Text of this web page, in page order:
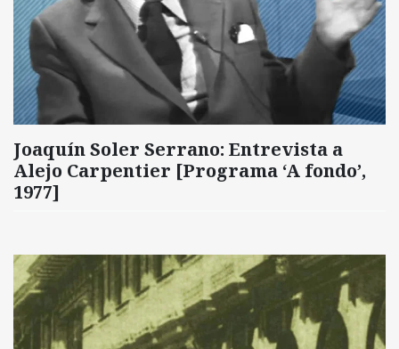
Joaquín Soler Serrano: Entrevista a
Alejo Carpentier [Programa ‘A fondo’,
1977]